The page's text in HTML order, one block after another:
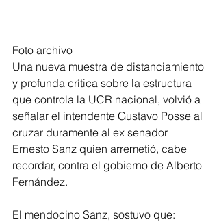
Foto archivo
Una nueva muestra de distanciamiento
y profunda crítica sobre la estructura
que controla la UCR nacional, volvió a
señalar el intendente Gustavo Posse al
cruzar duramente al ex senador
Ernesto Sanz quien arremetió, cabe
recordar, contra el gobierno de Alberto
Fernández.
El mendocino Sanz, sostuvo que: